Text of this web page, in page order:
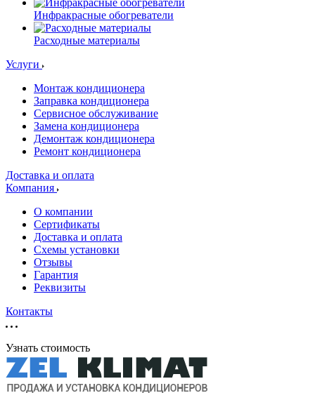
Инфракрасные обогреватели
Расходные материалы
Услуги
Монтаж кондиционера
Заправка кондиционера
Сервисное обслуживание
Замена кондиционера
Демонтаж кондиционера
Ремонт кондиционера
Доставка и оплата
Компания
О компании
Сертификаты
Доставка и оплата
Схемы установки
Отзывы
Гарантия
Реквизиты
Контакты
Узнать стоимость